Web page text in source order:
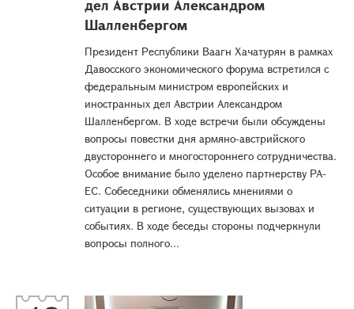
дел Австрии Александром
Шалленбергом
Президент Республики Ваагн Хачатурян в рамках
Давосского экономического форума встретился с
федеральным министром европейских и
иностранных дел Австрии Александром
Шалленбергом. В ходе встречи были обсуждены
вопросы повестки дня армяно-австрийского
двустороннего и многостороннего сотрудничества.
Особое внимание было уделено партнерству РА-
ЕС. Собеседники обменялись мнениями о
ситуации в регионе, существующих вызовах и
событиях. В ходе беседы стороны подчеркнули
вопросы полного...